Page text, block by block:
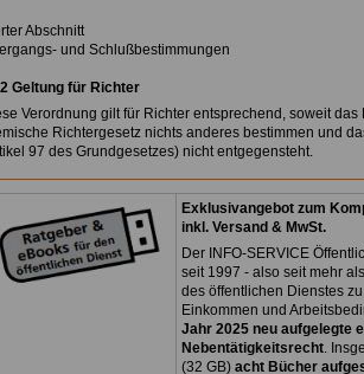
Abschnitt
und Schlußbestimmungen
Geltung für Richter
Verordnung gilt für Richter entsprechend, soweit
Richtergesetz nichts anderes bestimmen und
97 des Grundgesetzes) nicht entgegensteht.
Exklusivangebot zum
inkl. Versand & MwSt.
Der INFO-SERVICE
seit 1997 - also seit mehr
des öffentlichen Dienstes
Einkommen und
Jahr 2025 neu aufgelegte
Nebentätigkeitsrecht.
(32 GB) acht Bücher